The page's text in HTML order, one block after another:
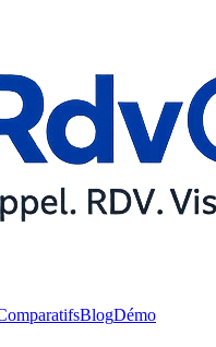
BlogDémo